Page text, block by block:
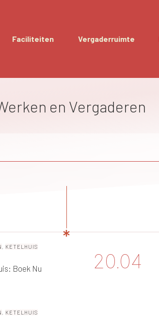
Faciliteiten Vergaderruimte
en Vergaderen
, KETELHUIS
Boek Nu
20.04
, KETELHUIS